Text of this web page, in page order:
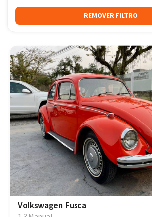
REMOVER FILTRO
Volkswagen Fusca